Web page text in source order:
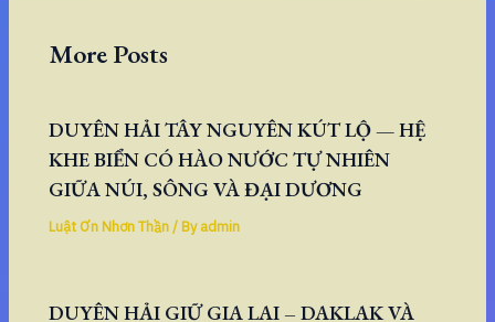
More Posts
DUYÊN HẢI TÂY NGUYÊN KÚT LỘ — HỆ
KHE BIỂN CÓ HÀO NƯỚC TỰ NHIÊN
GIỮA NÚI, SÔNG VÀ ĐẠI DƯƠNG
Luật Ơn Nhơn Thần/ Byadmin
DUYÊN HẢI GIỮ GIA LAI – DAKLAK VÀ